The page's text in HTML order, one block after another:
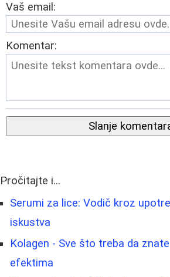
Vaš email:
Komentar:
Slanje
Pročitajte i...
Serumi za lice: Vodič kroz
iskustva
Kolagen - Sve što treba da
efektima